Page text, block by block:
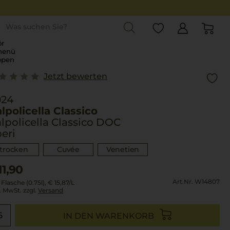
Jetzt bewerten
Classico
Classico DOC
trocken Cuvée Venetien
(0.75l), € 15,87/L
MwSt. zzgl. Versand
Art.Nr. W14807
IN DEN WARENKORB